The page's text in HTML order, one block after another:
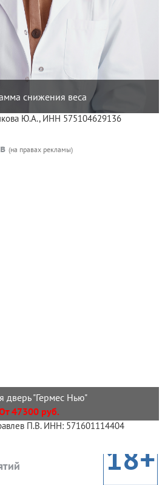
снижения веса
Ю.А., ИНН 575104629136
(на правах рекламы)
дверь "Гермес Нью"
47300 руб.
П.В. ИНН: 571601114404
18+